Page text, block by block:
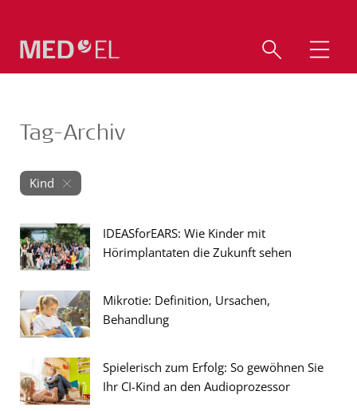
Tag-Archiv
Kind
IDEASforEARS: Wie Kinder mit
Hörimplantaten die Zukunft sehen
Mikrotie: Definition, Ursachen,
Behandlung
Spielerisch zum Erfolg: So gewöhnen Sie
Ihr CI-Kind an den Audioprozessor